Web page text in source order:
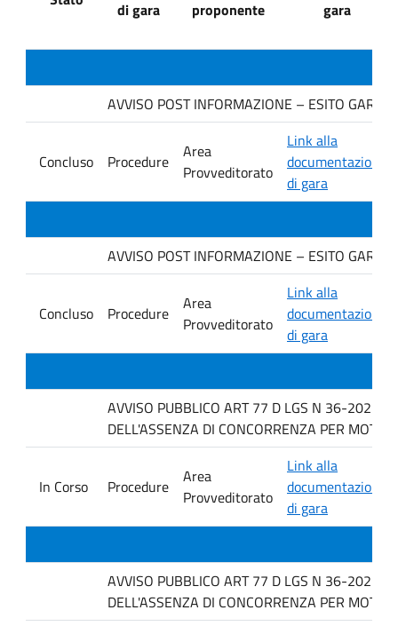
di gara
proponente
gara
AVVISO POST INFORMAZIONE – ESITO
Concluso Procedure
Area
Provveditorato
Link alla
documentazione
di gara
AVVISO POST INFORMAZIONE – ESITO
Concluso Procedure
Area
Provveditorato
Link alla
documentazione
di gara
AVVISO PUBBLICO ART 77 D LGS N 36-2023
DELL'ASSENZA DI CONCORRENZA PER
In Corso Procedure
Area
Provveditorato
Link alla
documentazione
di gara
AVVISO PUBBLICO ART 77 D LGS N 36-2023
DELL'ASSENZA DI CONCORRENZA PER